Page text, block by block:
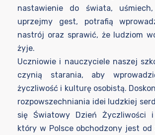
nastawienie do świata, uśmiech,
uprzejmy gest, potrafią
nastrój oraz sprawić, że ludziom
żyje.
Uczniowie i nauczyciele naszej
czynią starania, aby
życzliwość i kulturę osobistą.
rozpowszechniania idei ludzkiej
się Światowy Dzień Życzliwości i
który w Polsce obchodzony jest od